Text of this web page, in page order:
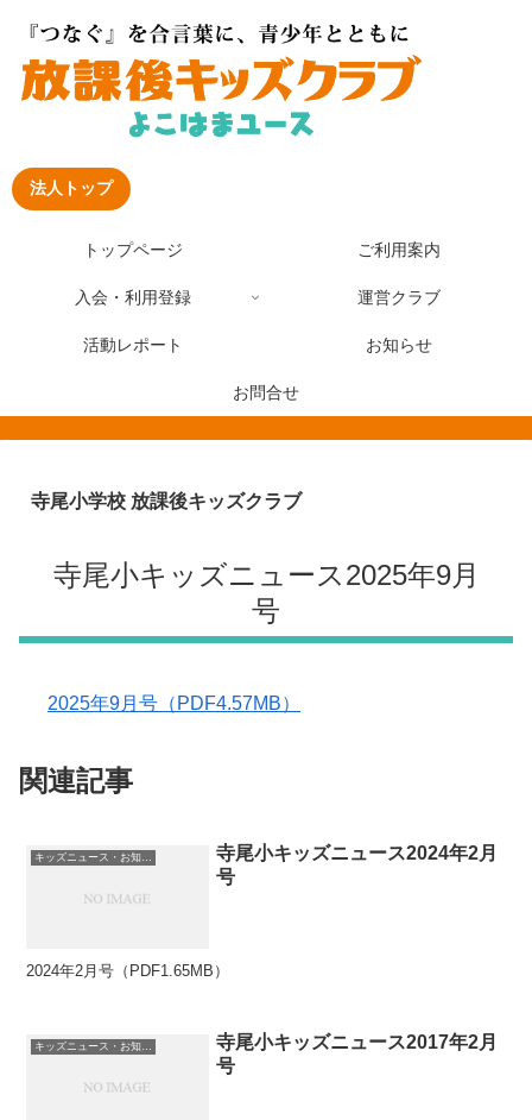
法人トップ
トップページ ご利用案内
入会・利用登録 運営クラブ
活動レポート お知らせ
お問合せ
寺尾小学校 放課後キッズクラブ
寺尾小キッズニュース2025年9月
号
2025年9月号（PDF4.57MB）
関連記事
キッズニュース・お知らせ
寺尾小キッズニュース2024年2月
号
2024年2月号（PDF1.65MB）
寺尾小キッズニュース2017年2月
号